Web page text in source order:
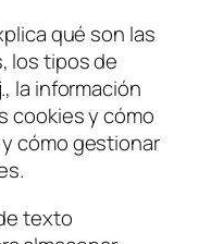
qué son las
los tipos de
la información
cookies y cómo
cómo gestionar
texto